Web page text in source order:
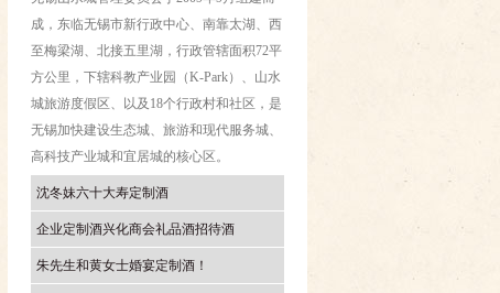
成，东临无锡市新行政中心、南靠太湖、西
至梅梁湖、北接五里湖，行政管辖面积72平
方公里，下辖科教产业园（K-Park）、山水
城旅游度假区、以及18个行政村和社区，是
无锡加快建设生态城、旅游和现代服务城、
高科技产业城和宜居城的核心区。
沈冬妹六十大寿定制酒
企业定制酒兴化商会礼品酒招待酒
朱先生和黄女士婚宴定制酒！